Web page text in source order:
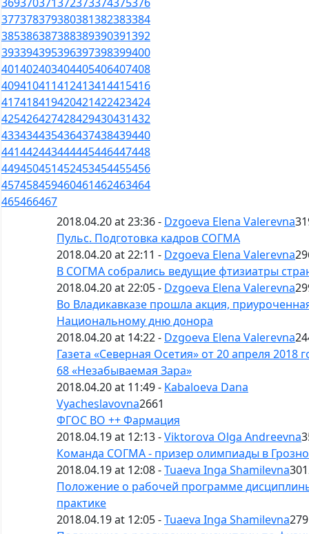
377378379380381382383384
385386387388389390391392
393394395396397398399400
401402403404405406407408
409410411412413414415416
417418419420421422423424
425426427428429430431432
433434435436437438439440
441442443444445446447448
449450451452453454455456
457458459460461462463464
465466467
2018.04.20 at 23:36 - Dzgoeva Elena Valerevna
Пульс. Подготовка кадров СОГМА
2018.04.20 at 22:11 - Dzgoeva Elena Valerevna
В СОГМА собрались ведущие фтизиатры
2018.04.20 at 22:05 - Dzgoeva Elena Valerevna
Во Владикавказе прошла акция,
Национальному дню донора
2018.04.20 at 14:22 - Dzgoeva Elena Valerevna
Газета «Северная Осетия» от 20 апреля 2018
68 «Незабываемая Зара»
2018.04.20 at 11:49 - Kabaloeva Dana
Vyacheslavovna2661
ФГОС ВО ++ Фармация
2018.04.19 at 12:13 -Viktorova Olga Andreevna
Команда СОГМА - призер олимпиады в
2018.04.19 at 12:08 -Tuaeva Inga Shamilevna
Положение о рабочей программе
практике
2018.04.19 at 12:05 -Tuaeva Inga Shamilevna